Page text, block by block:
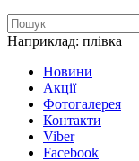
Наприклад: плівка
Новини
Акції
Фотогалерея
Контакти
Viber
Facebook